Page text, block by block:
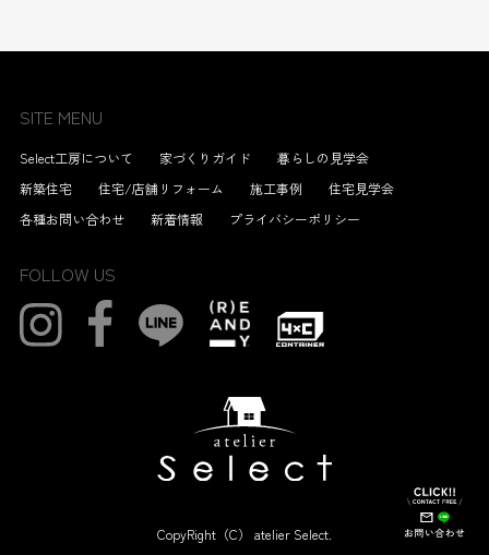
SITE MENU
Select工房について 家づくりガイド
暮らしの見学会
新築住宅
住宅/店舗リフォーム 施工事例
住宅見学会
各種お問い合わせ
新着情報 プライバシーポリシー
FOLLOW US
CopyRight（C） atelier Select.